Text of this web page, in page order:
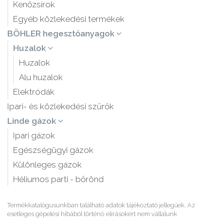
Kenőzsírok
Egyéb közlekedési termékek
BÖHLER hegesztőanyagok
Huzalok
Huzalok
Alu huzalok
Elektródák
Ipari- és közlekedési szűrők
Linde gázok
Ipari gázok
Egészségügyi gázok
Különleges gázok
Héliumos parti - bőrönd
Termékkatalógusunkban található adatok tájékoztató jellegűek. Az
esetleges gépelési hibából történő elírásokért nem vállalunk